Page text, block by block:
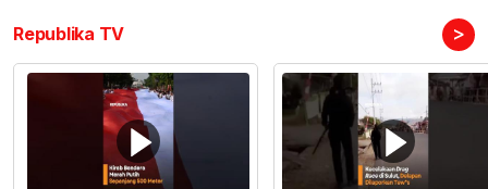
Republika TV >